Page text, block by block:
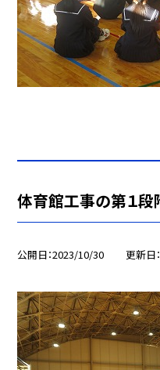
体育館工事の第１段
公開日 2023/10/30 更新日